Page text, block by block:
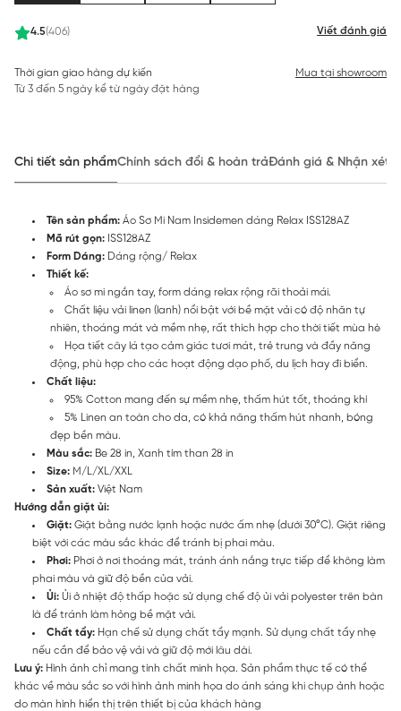
4.5(406) Viết đánh giá
Thời gian giao hàng dự kiến
Từ 3 đến 5 ngày kể từ ngày đặt hàng
Mua tại showroom
Chi tiết sản phẩmChính sách đổi & hoàn trảĐánh giá & Nhận xét
Tên sản phẩm: Áo Sơ Mi Nam Insidemen dáng Relax ISS128AZ
Mã rút gọn: ISS128AZ
Form Dáng: Dáng rộng/ Relax
Thiết kế:
Áo sơ mi ngắn tay, form dáng relax rộng rãi thoải mái.
Chất liệu vải linen (lanh) nổi bật với bề mặt vải có độ nhăn tự
nhiên, thoáng mát và mềm nhẹ, rất thích hợp cho thời tiết mùa hè
Họa tiết cây lá tạo cảm giác tươi mát, trẻ trung và đầy năng
động, phù hợp cho các hoạt động dạo phố, du lịch hay đi biển.
Chất liệu:
95% Cotton mang đến sự mềm nhẹ, thấm hút tốt, thoáng khí
5% Linen an toàn cho da, có khả năng thấm hút nhanh, bóng
đẹp bền màu.
Màu sắc: Be 28 in, Xanh tím than 28 in
Size: M/L/XL/XXL
Sản xuất: Việt Nam
Hướng dẫn giặt ủi:
Giặt: Giặt bằng nước lạnh hoặc nước ấm nhẹ (dưới 30°C). Giặt riêng
biệt với các màu sắc khác để tránh bị phai màu.
Phơi: Phơi ở nơi thoáng mát, tránh ánh nắng trực tiếp để không làm
phai màu và giữ độ bền của vải.
Ủi: Ủi ở nhiệt độ thấp hoặc sử dụng chế độ ủi vải polyester trên bàn
là để tránh làm hỏng bề mặt vải.
Chất tẩy: Hạn chế sử dụng chất tẩy mạnh. Sử dụng chất tẩy nhẹ
nếu cần để bảo vệ vải và giữ độ mới lâu dài.
Lưu ý: Hình ảnh chỉ mang tính chất minh họa. Sản phẩm thực tế có thể
khác về màu sắc so với hình ảnh minh họa do ánh sáng khi chụp ảnh hoặc
do màn hình hiển thị trên thiết bị của khách hàng